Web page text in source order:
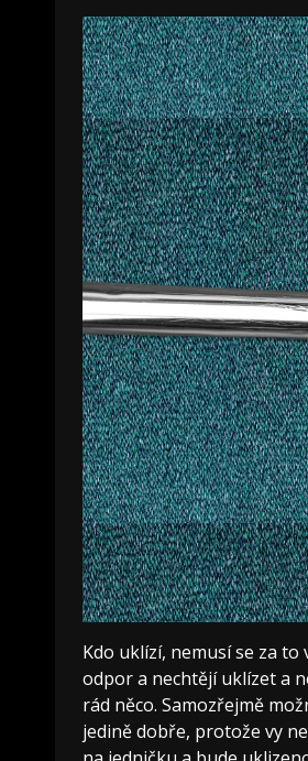
Kdo uklízí, nemusí se za
odpor a nechtějí uklízet a
rád něco. Samozřejmě
jedině dobře, protože vy